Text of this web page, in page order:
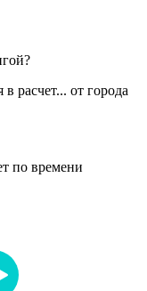
в расчет... от города
по времени